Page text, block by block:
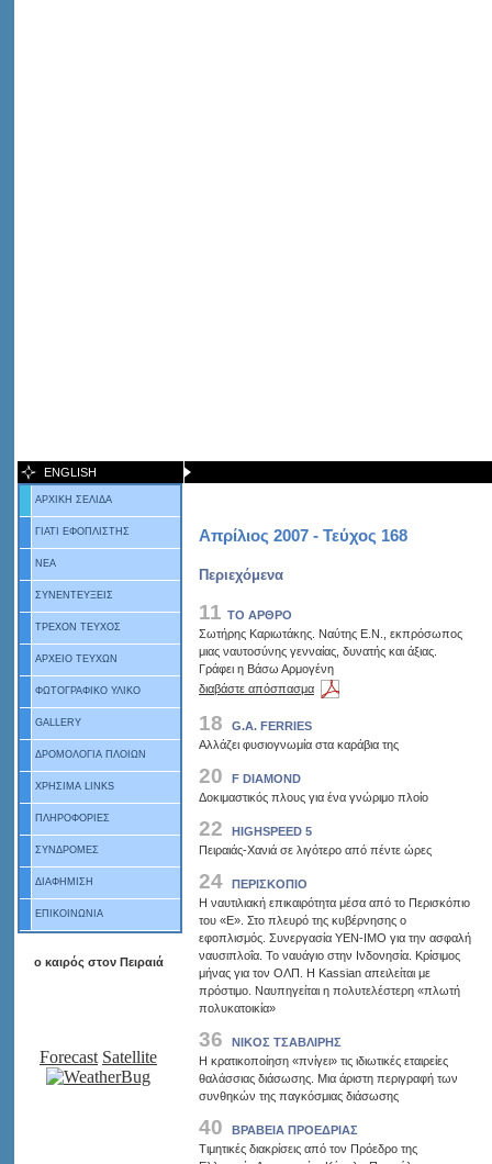
ENGLISH
ΑΡΧΙΚΗ ΣΕΛΙΔΑ
ΓΙΑΤΙ ΕΦΟΠΛΙΣΤΗΣ
ΝΕΑ
ΣΥΝΕΝΤΕΥΞΕΙΣ
ΤΡΕΧΟΝ ΤΕΥΧΟΣ
ΑΡΧΕΙΟ ΤΕΥΧΩΝ
ΦΩΤΟΓΡΑΦΙΚΟ ΥΛΙΚΟ
GALLERY
ΔΡΟΜΟΛΟΓΙΑ ΠΛΟΙΩΝ
ΧΡΗΣΙΜΑ LINKS
ΠΛΗΡΟΦΟΡΙΕΣ
ΣΥΝΔΡΟΜΕΣ
ΔΙΑΦΗΜΙΣΗ
ΕΠΙΚΟΙΝΩΝΙΑ
ο καιρός στον Πειραιά
Forecast Satellite
Απρίλιος 2007 - Τεύχος 168
Περιεχόμενα
11 ΤΟ ΑΡΘΡΟ
Σωτήρης Καριωτάκης. Ναύτης Ε.Ν., εκπρόσωπος
μιας ναυτοσύνης γενναίας, δυνατής και άξιας.
Γράφει η Βάσω Αρμογένη
διαβάστε απόσπασμα
18
G.A. FERRIES
Αλλάζει φυσιογνωμία στα καράβια της
20
F DIAMOND
Δοκιμαστικός πλους για ένα γνώριμο πλοίο
22
HIGHSPEED 5
Πειραιάς-Χανιά σε λιγότερο από πέντε ώρες
24
ΠΕΡΙΣΚΟΠΙΟ
Η ναυτιλιακή επικαιρότητα μέσα από το Περισκόπιο
του «Ε». Στο πλευρό της κυβέρνησης ο
εφοπλισμός. Συνεργασία ΥΕΝ-ΙΜΟ για την ασφαλή
ναυσιπλοΐα. Το ναυάγιο στην Ινδονησία. Κρίσιμος
μήνας για τον ΟΛΠ. Η Kassian απειλείται με
πρόστιμο. Ναυπηγείται η πολυτελέστερη «πλωτή
πολυκατοικία»
36
NIKOΣ ΤΣΑΒΛΙΡΗΣ
Η κρατικοποίηση «πνίγει» τις ιδιωτικές εταιρείες
θαλάσσιας διάσωσης. Μια άριστη περιγραφή των
συνθηκών της παγκόσμιας διάσωσης
40
ΒΡΑΒΕΙΑ ΠΡΟΕΔΡΙΑΣ
Τιμητικές διακρίσεις από τον Πρόεδρο της